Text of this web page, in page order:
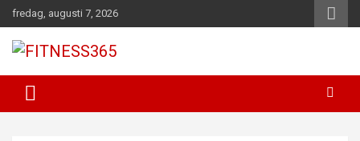
Hoppa
till
innehåll
fredag, augusti 7, 2026
FITNESS365